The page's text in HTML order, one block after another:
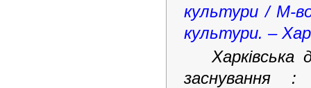
культури / М-
культури. –
заснування